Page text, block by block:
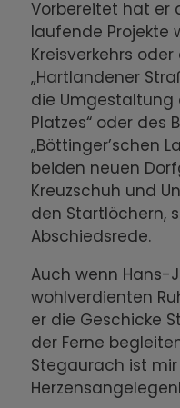
Vorbereitet hat er
laufende Projekte
Kreisverkehrs
„Hartlandener
die Umgestaltung
Platzes“ oder des
„Böttinger’schen
beiden neuen
Kreuzschuh und
den Startlöchern,
Abschiedsrede.
Auch wenn Hans-
wohlverdienten
er die Geschicke
der Ferne
Stegaurach ist